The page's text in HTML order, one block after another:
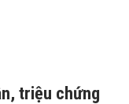
triệu chứng